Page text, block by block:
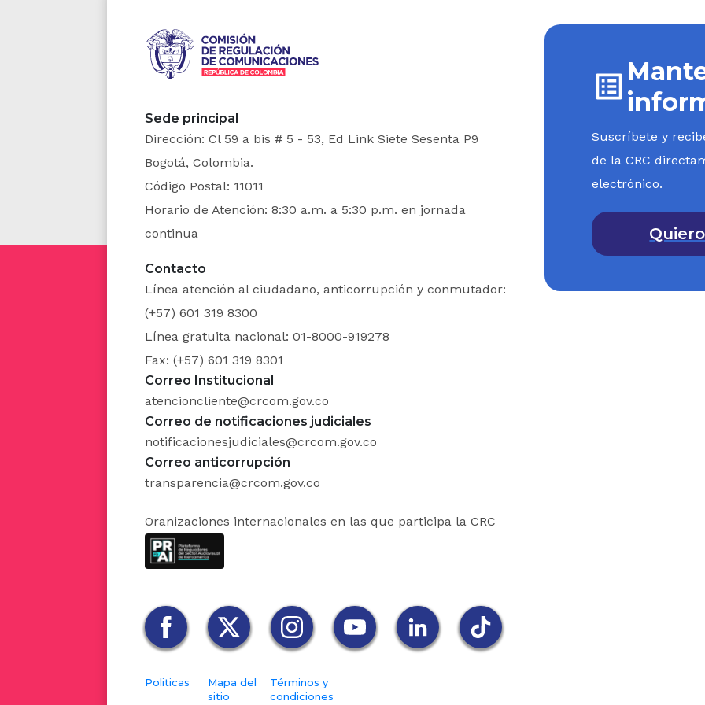
administrar los Fondos a los cuales se refiere este
gravable, al cual se le aplicará por la misma sociedad o
ARTÍCULO 3o. DEDUCCIÓN POR DONACIONES.El
"ARTÍCULO 125. Deducción por donaciones. Los
renta que estén obligados a presentar declaración de
dentro del país, tienen derecho a deducir de la renta el
efectuadas, durante el año o período gravable, a:
la religión, el deporte, la investigación científica y
desarrollo social, siempre y cuando las mismas sean de
El valor a deducir por este concepto, en ningún caso
el valor de la donación. Esta limitación no será
al Instituto Colombiano de Bienestar Familiar, ICBF, para
programas de servicio al menor y a la familia, ni en el caso
instituciones de educación superior, centros de
para financiar programas de investigación en innovaciones
Suscríbete y
de la CRC
electrónico.
Sede principal
Dirección: Cl 59 a bis # 5 - 53, Ed Link Siete Sesenta P9
Bogotá, Colombia.
Código Postal: 11011
Horario de Atención: 8:30 a.m. a 5:30 p.m. en jornada
continua
Contacto
Línea atención al ciudadano, anticorrupción y conmutador:
(+57) 601 319 8300
Línea gratuita nacional: 01-8000-919278
Fax: (+57) 601 319 8301
Correo Institucional
atencioncliente@crcom.gov.co
Correo de notificaciones judiciales
notificacionesjudiciales@crcom.gov.co
Correo anticorrupción
transparencia@crcom.gov.co
Oranizaciones internacionales en las que participa la CRC
Politicas
Mapa del
sitio
Términos y
condiciones